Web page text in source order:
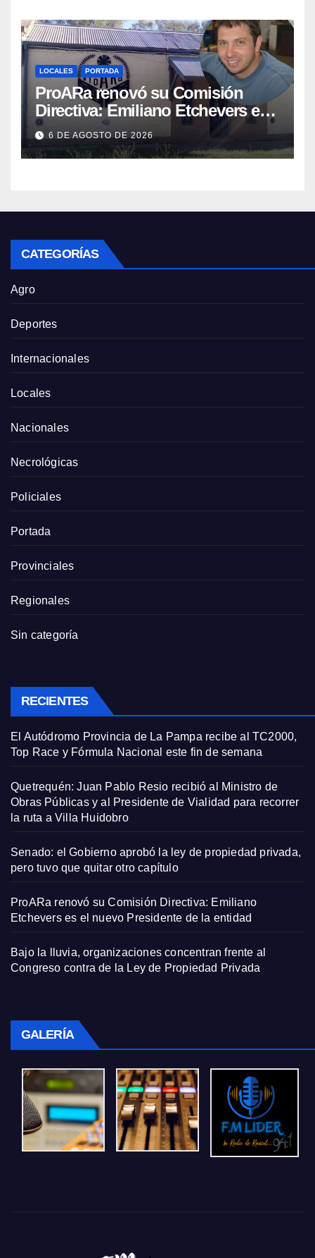
LOCALES PORTADA
ProARa renovó su Comisión
Directiva: Emiliano Etchevers es
el nuevo Presidente de la entidad
6 DE AGOSTO DE 2026
CATEGORÍAS
Agro
Deportes
Internacionales
Locales
Nacionales
Necrológicas
Policiales
Portada
Provinciales
Regionales
Sin categoría
RECIENTES
El Autódromo Provincia de La Pampa recibe al TC2000,
Top Race y Fórmula Nacional este fin de semana
Quetrequén: Juan Pablo Resio recibió al Ministro de
Obras Públicas y al Presidente de Vialidad para recorrer
la ruta a Villa Huidobro
Senado: el Gobierno aprobó la ley de propiedad privada,
pero tuvo que quitar otro capítulo
ProARa renovó su Comisión Directiva: Emiliano
Etchevers es el nuevo Presidente de la entidad
Bajo la lluvia, organizaciones concentran frente al
Congreso contra de la Ley de Propiedad Privada
GALERÍA